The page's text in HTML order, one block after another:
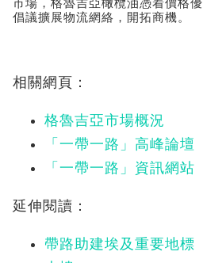
倡議擴展物流網絡，開拓商機。
相關網頁：
格魯吉亞市場概況
「一帶一路」高峰論壇
「一帶一路」資訊網站
延伸閱讀：
帶路助建埃及重要地